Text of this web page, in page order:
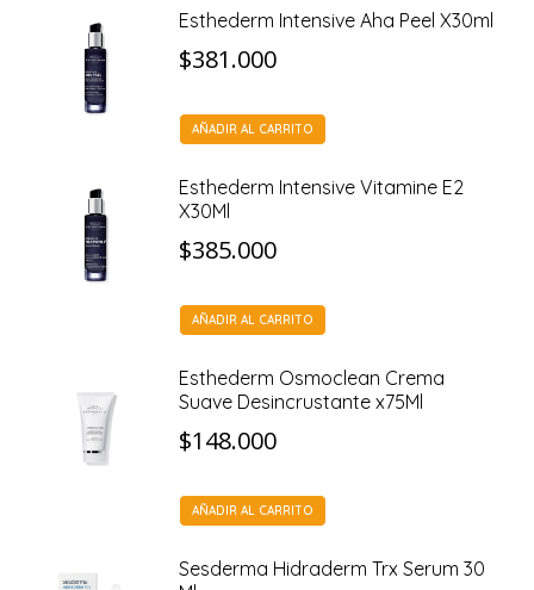
Esthederm Intensive Aha Peel X30ml
$381.000
AÑADIR AL CARRITO
Esthederm Intensive Vitamine E2
X30Ml
$385.000
AÑADIR AL CARRITO
Esthederm Osmoclean Crema
Suave Desincrustante x75Ml
$148.000
AÑADIR AL CARRITO
Sesderma Hidraderm Trx Serum 30